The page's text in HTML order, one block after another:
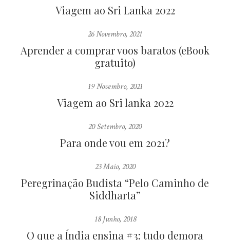
Viagem ao Sri Lanka 2022
26 Novembro, 2021
Aprender a comprar voos baratos (eBook
gratuito)
19 Novembro, 2021
Viagem ao Sri lanka 2022
20 Setembro, 2020
Para onde vou em 2021?
23 Maio, 2020
Peregrinação Budista “Pelo Caminho de
Siddharta”
18 Junho, 2018
O que a Índia ensina #3: tudo demora